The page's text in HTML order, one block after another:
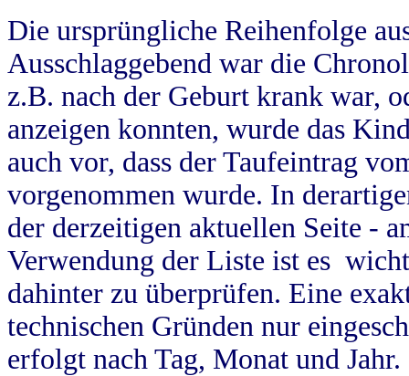
Die ursprüngliche Reihenfolge
Ausschlaggebend war die
z.B. nach der Geburt krank war,
anzeigen konnten, wurde das
auch vor, dass der Taufeintrag
vorgenommen wurde. In
der derzeitigen aktuellen Seite -
Verwendung der Liste ist es
dahinter zu überprüfen. Eine
technischen Gründen nur
erfolgt nach Tag, Monat und Jahr.